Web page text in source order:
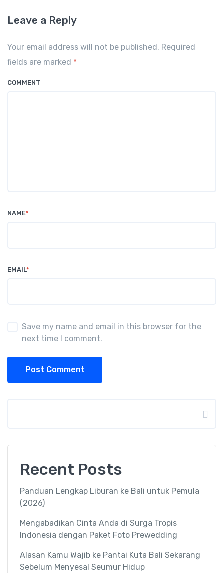
Leave a Reply
Your email address will not be published. Required
fields are marked *
COMMENT
NAME*
EMAIL*
Save my name and email in this browser for the
next time I comment.
Post Comment
Recent Posts
Panduan Lengkap Liburan ke Bali untuk Pemula
(2026)
Mengabadikan Cinta Anda di Surga Tropis
Indonesia dengan Paket Foto Prewedding
Alasan Kamu Wajib ke Pantai Kuta Bali Sekarang
Sebelum Menyesal Seumur Hidup